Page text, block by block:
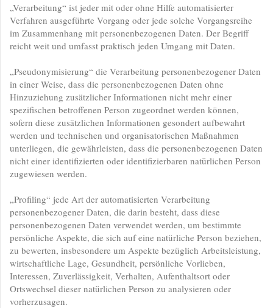
„Verarbeitung“ ist jeder mit oder ohne Hilfe automatisierter
Verfahren ausgeführte Vorgang oder jede solche Vorgangsreihe
im Zusammenhang mit personenbezogenen Daten. Der Begriff
reicht weit und umfasst praktisch jeden Umgang mit Daten.
„Pseudonymisierung“ die Verarbeitung personenbezogener Daten
in einer Weise, dass die personenbezogenen Daten ohne
Hinzuziehung zusätzlicher Informationen nicht mehr einer
spezifischen betroffenen Person zugeordnet werden können,
sofern diese zusätzlichen Informationen gesondert aufbewahrt
werden und technischen und organisatorischen Maßnahmen
unterliegen, die gewährleisten, dass die personenbezogenen Daten
nicht einer identifizierten oder identifizierbaren natürlichen Person
zugewiesen werden.
„Profiling“ jede Art der automatisierten Verarbeitung
personenbezogener Daten, die darin besteht, dass diese
personenbezogenen Daten verwendet werden, um bestimmte
persönliche Aspekte, die sich auf eine natürliche Person beziehen,
zu bewerten, insbesondere um Aspekte bezüglich Arbeitsleistung,
wirtschaftliche Lage, Gesundheit, persönliche Vorlieben,
Interessen, Zuverlässigkeit, Verhalten, Aufenthaltsort oder
Ortswechsel dieser natürlichen Person zu analysieren oder
vorherzusagen.